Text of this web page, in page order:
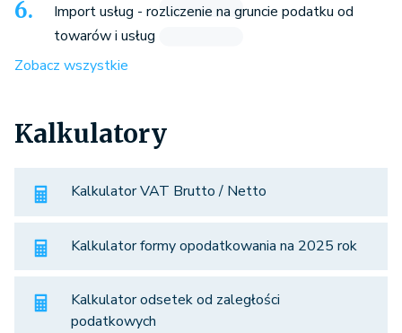
Import usług - rozliczenie na gruncie podatku od
towarów i usług
Zobacz wszystkie
Kalkulatory
Kalkulator VAT Brutto / Netto
Kalkulator formy opodatkowania na 2025 rok
Kalkulator odsetek od zaległości
podatkowych